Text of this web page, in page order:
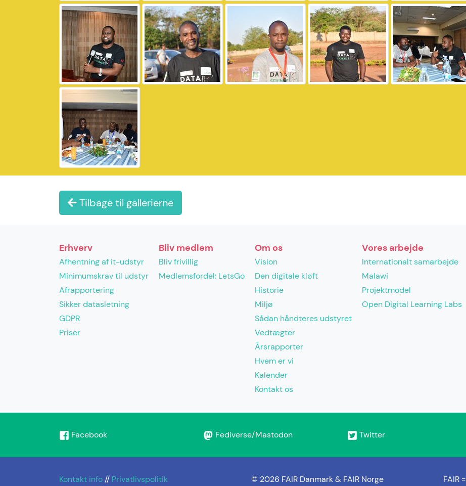
Tilbage til gallerierne
Erhverv
Afhentning af it-udstyr
Minimumskrav til udstyr
Afrapportering
Sikker datasletning
GDPR
Priser
Bliv medlem
Bliv frivillig
Medlemsfordel: LetsGo
Om os
Vision
Den digitale kløft
Historie
Miljø
Sådan håndteres udstyret
Vedtægter
Årsrapporter
Hvem er vi
Kalender
Kontakt os
Vores arbejde
Internationalt samarbejde
Malawi
Projektmodel
Open Digital Learning Labs
Facebook Fediverse/Mastodon Twitter
Kontakt info // Privatlivspolitik © 2026 FAIR Danmark & FAIR Norge FAIR =